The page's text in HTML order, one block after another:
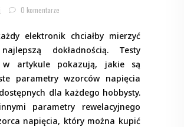
0 komentarze
elektronik chciałby mierzyć
dokładnością. Testy
w artykule pokazują, jakie są
parametry wzorców napięcia
dla każdego hobbysty.
parametry rewelacyjnego
napięcia, który można kupić